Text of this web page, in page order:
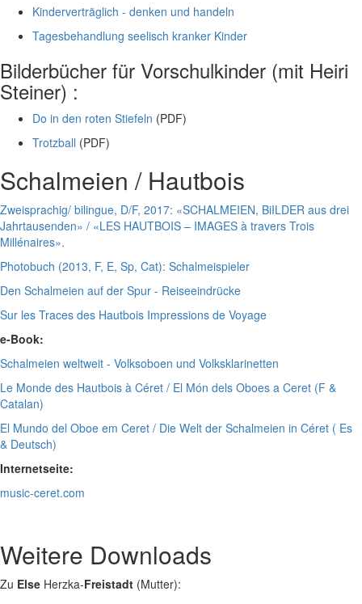
Kinderverträglich - denken und handeln
Tagesbehandlung seelisch kranker Kinder
Bilderbücher für Vorschulkinder (mit Heiri
Steiner) :
Do in den roten Stiefeln (PDF)
Trotzball (PDF)
Schalmeien / Hautbois
Zweisprachig/ bilingue, D/F, 2017: «SCHALMEIEN, BiILDER aus drei
Jahrtausenden» / «LES HAUTBOIS – IMAGES à travers Trois
Millénaires».
Photobuch (2013, F, E, Sp, Cat): Schalmeispieler
Den Schalmeien auf der Spur - Reiseeindrücke
Sur les Traces des Hautbois Impressions de Voyage
e-Book:
Schalmeien weltweit - Volksoboen und Volksklarinetten
Le Monde des Hautbois à Céret / El Món dels Oboes a Ceret (F &
Catalan)
El Mundo del Oboe em Ceret / Die Welt der Schalmeien in Céret ( Es
& Deutsch)
Internetseite:
music-ceret.com
Weitere Downloads
Zu Else Herzka-Freistadt (Mutter):